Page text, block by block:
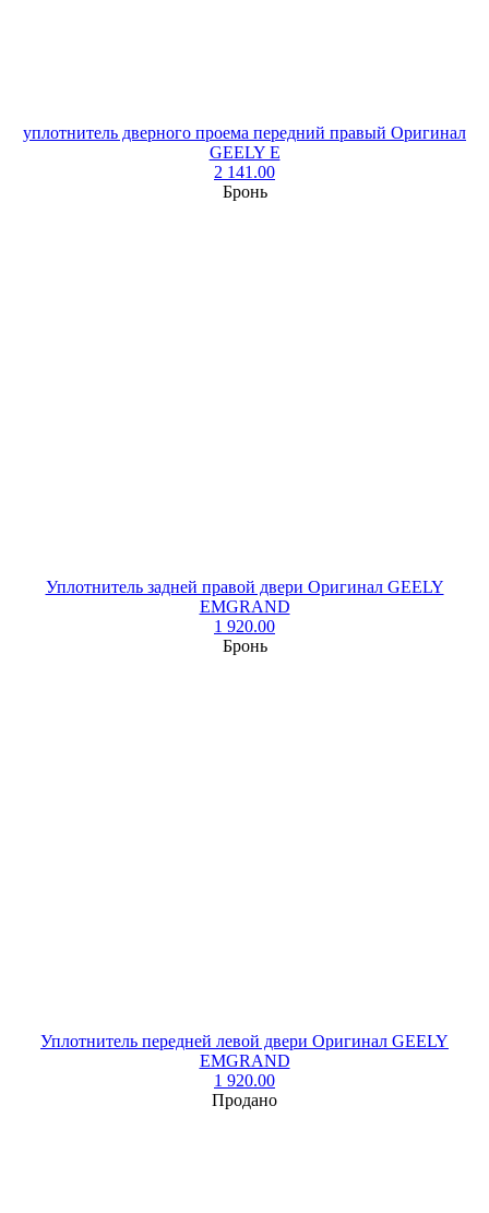
уплотнитель дверного проема передний правый Оригинал
GEELY E
2 141.00
Бронь
Уплотнитель задней правой двери Оригинал GEELY
EMGRAND
1 920.00
Бронь
Уплотнитель передней левой двери Оригинал GEELY
EMGRAND
1 920.00
Продано